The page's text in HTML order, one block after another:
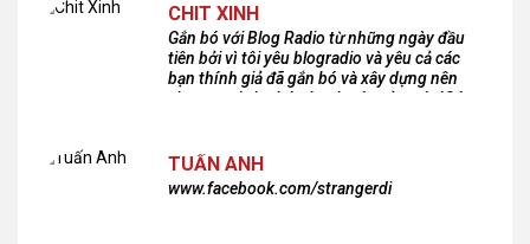
CHIT XINH
Gắn bó với Blog Radio từ những ngày đầu
tiên bởi vì tôi yêu blogradio và yêu cả các
bạn thính giả đã gắn bó và xây dựng nên
chương trình phát thanh xúc cảm này!Cám
TUẤN ANH
www.facebook.com/strangerdi